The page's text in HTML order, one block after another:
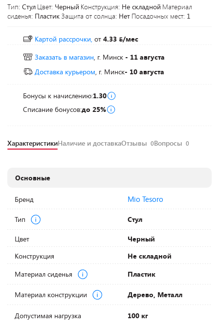
Тип: Стул Цвет: Черный Конструкция: Не складной Материал
сиденья: Пластик Защита от солнца: Нет Посадочных мест: 1
Картой рассрочки, от 4.33
/мес
Заказать в магазин, г. Минск - 11 августа
Доставка курьером, г. Минск- 10 августа
Бонусы к начислению:1.30
Списание бонусов:до 25%
ХарактеристикиНаличие и доставкаОтзывы 0Вопросы 0
Основные
Бренд Mio Tesoro
Тип Стул
Цвет
Черный
Конструкция
Не складной
Материал сиденья
Пластик
Материал конструкции Дерево, Металл
Допустимая нагрузка
100 кг